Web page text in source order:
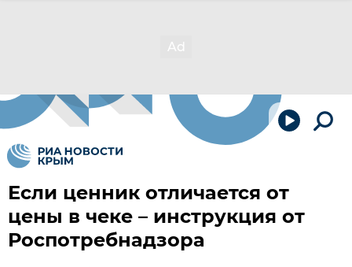
Если ценник отличается от
цены в чеке – инструкция от
Роспотребнадзора